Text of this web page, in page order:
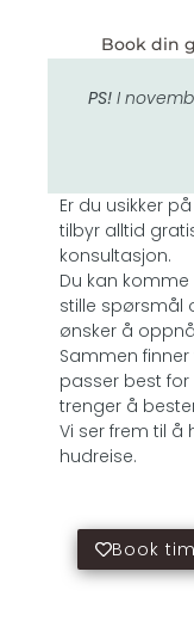
Book din
PS! I
Er du usikker
tilbyr alltid
konsultasjon.
Du kan
stille spørsmål
ønsker å
Sammen
passer best
trenger å
Vi ser frem til å
hudreise.
Book